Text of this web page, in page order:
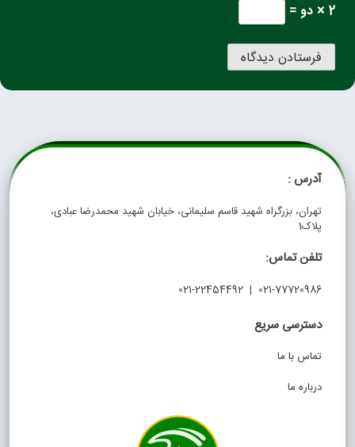
2 × دو =
آدرس :
تهران، بزرگراه شهید قاسم سلیمانی، خیابان شهید محمدرضا عبادی،
پلاک1
تلفن تماس:
021-77720986 | 021-22454492
دسترسی سریع
تماس با ما
درباره ما